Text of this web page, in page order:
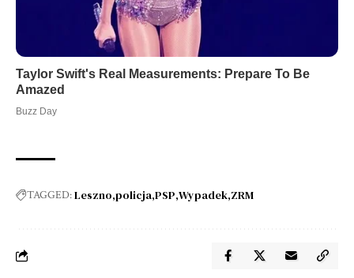
TAGGED:Leszno policja PSP Wypadek ZRM